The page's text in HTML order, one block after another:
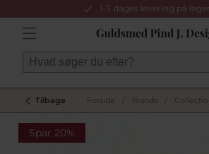
1-3 dages levering på
Tilbage Forside Brands
Spar 20%